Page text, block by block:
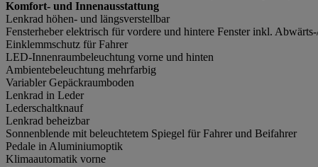
Komfort- und Innenausstattung
Lenkrad höhen- und längsverstellbar
Fensterheber elektrisch für vordere und hintere Fenster inkl.
Einklemmschutz für Fahrer
LED-Innenraumbeleuchtung vorne und hinten
Ambientebeleuchtung mehrfarbig
Variabler Gepäckraumboden
Lenkrad in Leder
Lederschaltknauf
Lenkrad beheizbar
Sonnenblende mit beleuchtetem Spiegel für Fahrer und Beifahrer
Pedale in Aluminiumoptik
Klimaautomatik vorne